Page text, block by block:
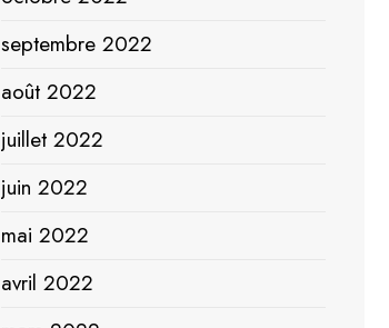
septembre 2022
août 2022
juillet 2022
juin 2022
mai 2022
avril 2022